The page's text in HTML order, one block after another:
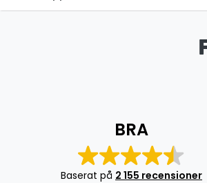
BRA
Baserat på 2 155 recensioner
Jätte bra jobb!